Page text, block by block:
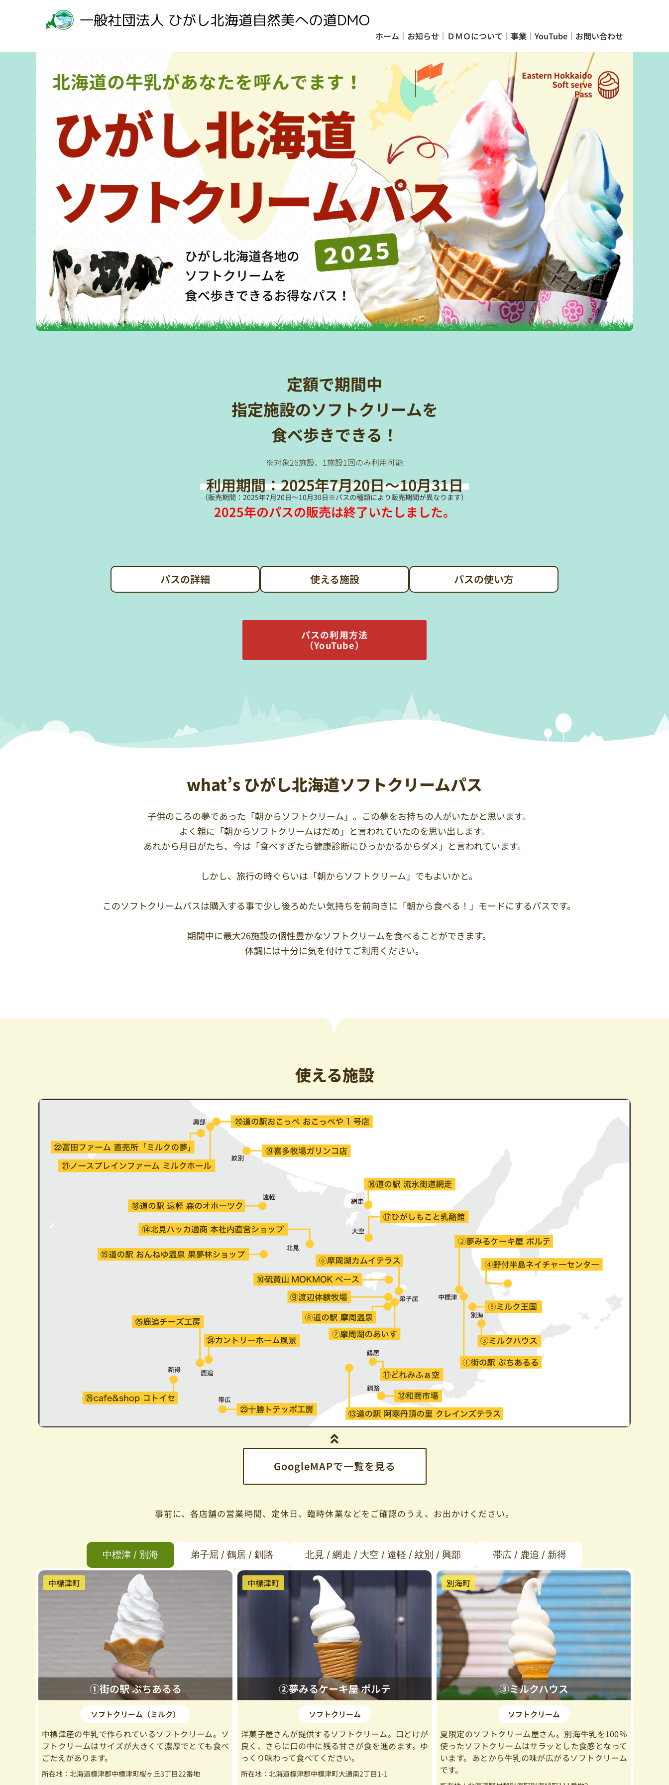
ホーム ｜ お知らせ ｜ ＤＭＯについて ｜ 事業 ｜ YouTube ｜ お問い合わせ
お知らせ｜ＤＭＯについて｜ 事業｜YouTube｜お問い合わせ
定額で期間中
指定施設のソフトクリームを
食べ歩きできる！
※対象26施設、1施設1回のみ利用可能
利用期間：2025年7月20日〜10月31日
（販売期間：2025年7月20日〜10月30日※パスの種類により販売期間が異なります）
2025年のパスの販売は終了いたしました。
パスの詳細 使える施設 パスの使い方
パスの利用方法
（YouTube）
what’s ひがし北海道ソフトクリームパス
子供のころの夢であった「朝からソフトクリーム」。この夢をお持ちの人がいたかと思います。
よく親に「朝からソフトクリームはだめ」と言われていたのを思い出します。
あれから月日がたち、今は「食べすぎたら健康診断にひっかかるからダメ」と言われています。
しかし、旅行の時ぐらいは「朝からソフトクリーム」でもよいかと。
このソフトクリームパスは購入する事で少し後ろめたい気持ちを前向きに「朝から食べる！」モードにするパスです。
期間中に最大26施設の個性豊かなソフトクリームを食べることができます。
体調には十分に気を付けてご利用ください。
使える施設
GoogleMAPで一覧を見る
事前に、各店舗の営業時間、定休日、臨時休業などをご確認のうえ、お出かけください。
中標津 / 別海 弟子屈 / 鶴居 / 釧路 北見 / 網走 / 大空 / 遠軽 / 紋別 / 興部 帯広 / 鹿追 / 新得
中標津町
①街の駅 ぷちあるる
ソフトクリーム（ミルク）
中標津産の牛乳で作られているソフトクリーム。ソ
フトクリームはサイズが大きくて濃厚でとても食べ
ごたえがあります。
所在地：北海道標津郡中標津町桜ヶ丘3丁目22番地
中標津町
②夢みるケーキ屋 ポルテ
ソフトクリーム
洋菓子屋さんが提供するソフトクリーム。口どけが
良く、さらに口の中に残る甘さが食を進めます。ゆ
っくり味わって食べてください。
所在地：北海道標津郡中標津町大通南2丁目1-1
別海町
③ミルクハウス
ソフトクリーム
夏限定のソフトクリーム屋さん。別海牛乳を100％
使ったソフトクリームはサラッとした食感となって
います。あとから牛乳の味が広がるソフトクリーム
です。